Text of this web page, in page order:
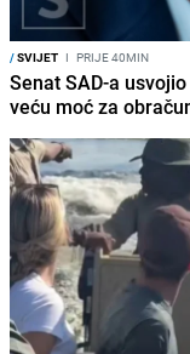
/SVIJET I PRIJE 40MIN
Senat SAD-a
veću moć za